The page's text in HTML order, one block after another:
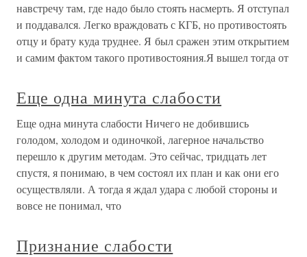
навстречу там, где надо было стоять насмерть. Я отступал
и поддавался. Легко враждовать с КГБ, но противостоять
отцу и брату куда труднее. Я был сражен этим открытием
и самим фактом такого противостояния.Я вышел тогда от
Еще одна минута слабости
Еще одна минута слабости Ничего не добившись
голодом, холодом и одиночкой, лагерное начальство
перешло к другим методам. Это сейчас, тридцать лет
спустя, я понимаю, в чем состоял их план и как они его
осуществляли. А тогда я ждал удара с любой стороны и
вовсе не понимал, что
Признание слабости